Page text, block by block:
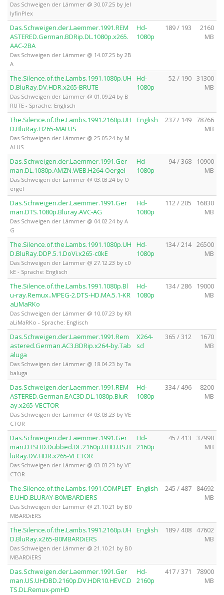
Das Schweigen der Lämmer @ 30.07.25 by Jel
lyfinPlex
Das.Schweigen.der.Laemmer.1991.REM
ASTERED.German.BDRip.DL.1080p.x265.
AAC-2BA
Das Schweigen der Lämmer @ 14.07.25 by 2B
A
Hd-
1080p
189 / 193
2160
MB
The.Silence.of.the.Lambs.1991.1080p.UH
D.BluRay.DV.HDR.x265-BRUTE
Das Schweigen der Lämmer @ 01.09.24 by B
RUTE - Sprache: Englisch
Hd-
1080p
52 / 190 31300
MB
The.Silence.of.the.Lambs.1991.2160p.UH
D.BluRay.H265-MALUS
Das Schweigen der Lämmer @ 25.05.24 by M
ALUS
English 237 / 149
78766
MB
Das.Schweigen.der.Laemmer.1991.Ger
man.DL.1080p.AMZN.WEB.H264-Oergel
Das Schweigen der Lämmer @ 03.03.24 by O
ergel
Hd-
1080p
94 / 368
10900
MB
Das.Schweigen.der.Laemmer.1991.Ger
man.DTS.1080p.Bluray.AVC-AG
Das Schweigen der Lämmer @ 04.02.24 by A
G
Hd-
1080p
112 / 205
16830
MB
The.Silence.of.the.Lambs.1991.1080p.UH
D.BluRay.DDP.5.1.DoVi.x265-c0kE
Das Schweigen der Lämmer @ 27.12.23 by c0
kE - Sprache: Englisch
Hd-
1080p
134 / 214 26500
MB
The.Silence.of.the.Lambs.1991.1080p.Bl
u-ray.Remux..MPEG-2.DTS-HD.MA.5.1-KR
aLiMaRKo
Das Schweigen der Lämmer @ 10.07.23 by KR
aLiMaRKo - Sprache: Englisch
Hd-
1080p
134 / 286
19000
MB
Das.Schweigen.der.Laemmer.1991.Rem
astered.German.AC3.BDRip.x264-by.Tab
aluga
Das Schweigen der Lämmer @ 18.04.23 by Ta
baluga
X264-
sd
365 / 312
1670
MB
Das.Schweigen.der.Laemmer.1991.REM
ASTERED.German.EAC3D.DL.1080p.BluR
ay.x265-VECTOR
Das Schweigen der Lämmer @ 03.03.23 by VE
CTOR
Hd-
1080p
334 / 496
8200
MB
Das.Schweigen.der.Laemmer.1991.Ger
man.DTSHD.Dubbed.DL.2160p.UHD.US.B
luRay.DV.HDR.x265-VECTOR
Das Schweigen der Lämmer @ 03.03.23 by VE
CTOR
Hd-
2160p
45 / 413
37990
MB
The.Silence.of.the.Lambs.1991.COMPLET
E.UHD.BLURAY-B0MBARDiERS
Das Schweigen der Lämmer @ 21.10.21 by B0
MBARDiERS
English 245 / 487
84692
MB
The.Silence.of.the.Lambs.1991.2160p.UH
D.BluRay.x265-B0MBARDiERS
Das Schweigen der Lämmer @ 21.10.21 by B0
MBARDiERS
English 189 / 408 47602
MB
Das.Schweigen.der.Laemmer.1991.Ger
man.US.UHDBD.2160p.DV.HDR10.HEVC.D
TS.DL.Remux-pmHD
Hd-
2160p
417 / 371
78900
MB